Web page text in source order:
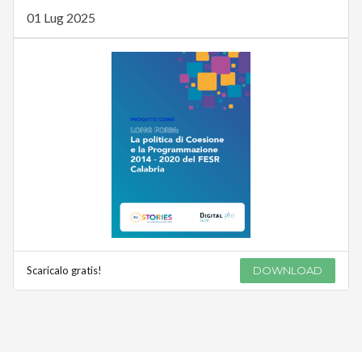
01 Lug 2025
Scaricalo gratis! DOWNLOAD